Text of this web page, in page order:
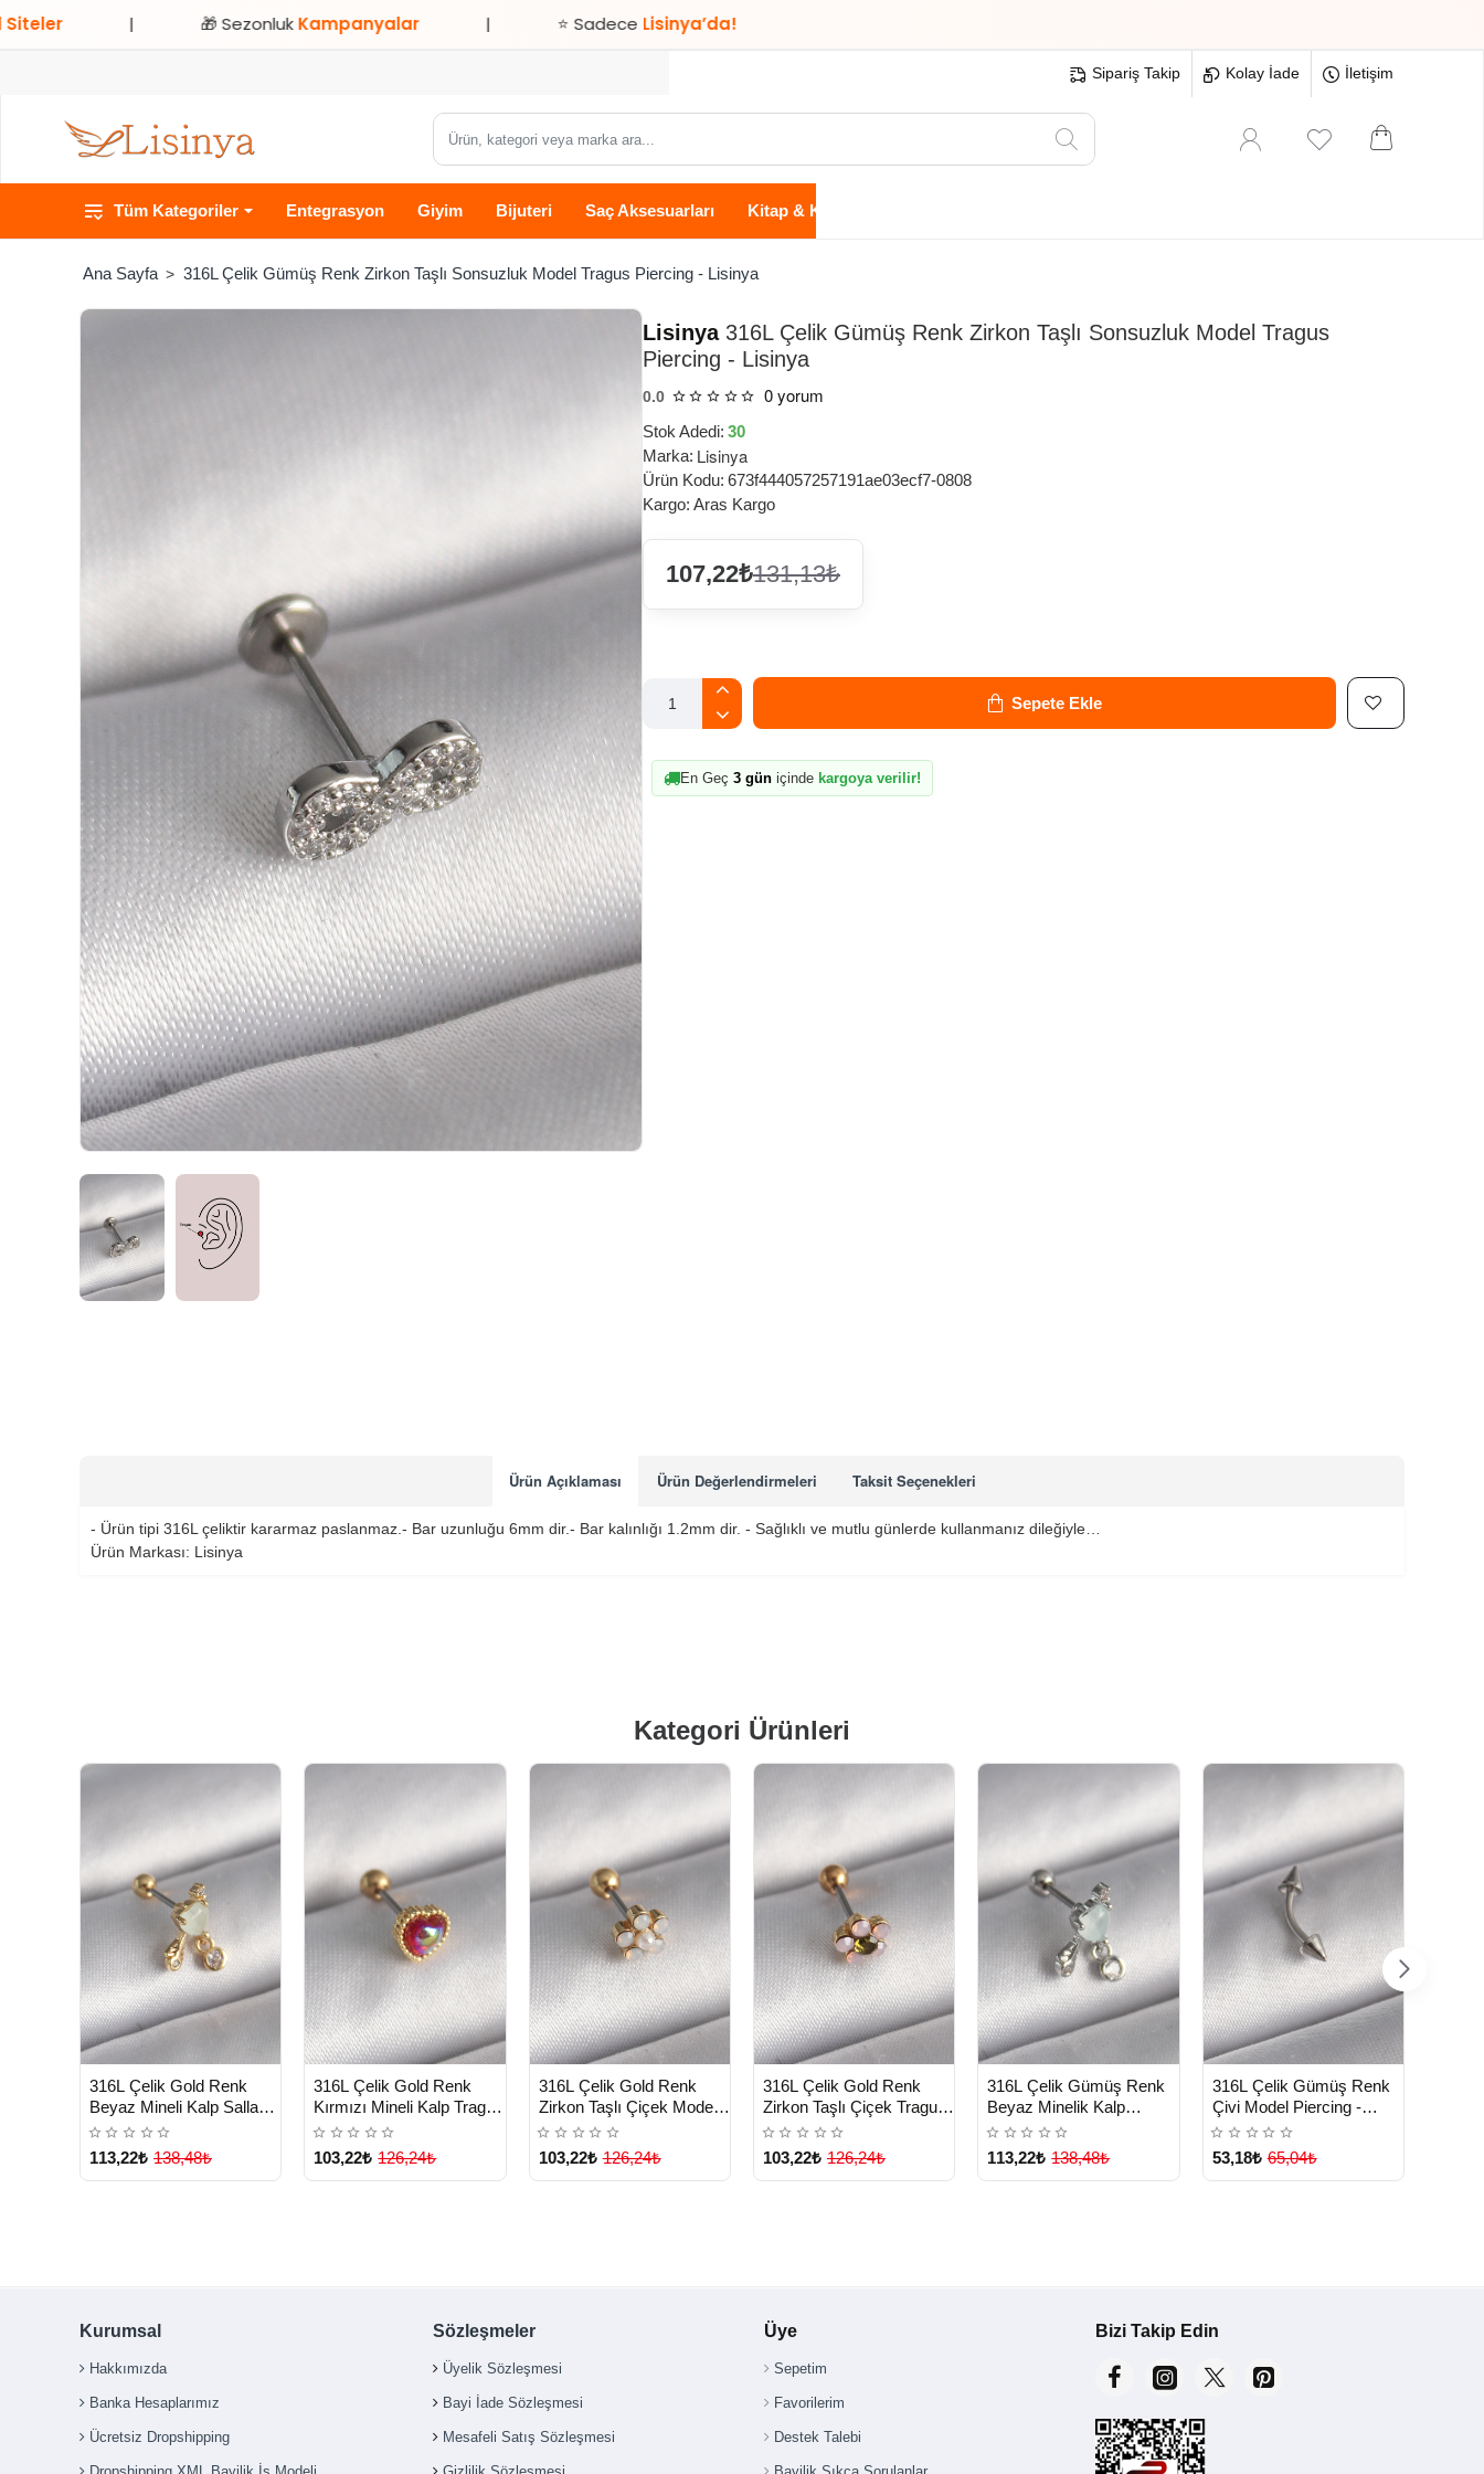
| 🎁 Sezonluk Kampanyalar | ⭐ Sadece Lisinya’da!
Sipariş Takip Kolay İade İletişim
Ürün,
marka
ara...
Tüm Kategoriler Entegrasyon Giyim Bijuteri Saç Aksesuarları Kitap & Kırtasiye
316L Çelik Gümüş Renk Zirkon Taşlı Sonsuzluk Model Tragus Piercing - Lisinya
TESLİMAT
Lisinya316L Çelik Gümüş Renk Zirkon Taşlı Sonsuzluk Model Tragus
Piercing - Lisinya
0.0 0 yorum
Stok Adedi: 30
Marka: Lisinya
Ürün Kodu: 673f444057257191ae03ecf7-0808
Kargo: Aras Kargo
107,22₺131,13₺
Sepete Ekle
En Geç 3 gün içinde kargoya verilir!
Ürün Açıklaması Ürün Değerlendirmeleri Taksit Seçenekleri
- Ürün tipi 316L çeliktir kararmaz paslanmaz.- Bar uzunluğu 6mm dir.- Bar kalınlığı 1.2mm dir. - Sağlıklı ve mutlu günlerde kullanmanız dileğiyle…
Ürün Markası: Lisinya
Kategori Ürünleri
TESLİMAT
316L Çelik Gold Renk
Beyaz Mineli Kalp Sallantı
Zirkon Taşlı Tragus
Piercing - Lisinya
113,22₺ 138,48₺
TESLİMAT
316L Çelik Gold Renk
Kırmızı Mineli Kalp Tragus
Piercing - Lisinya
103,22₺ 126,24₺
TESLİMAT
316L Çelik Gold Renk
Zirkon Taşlı Çiçek Model
Tragus Piercing - Lisinya
103,22₺ 126,24₺
TESLİMAT
316L Çelik Gold Renk
Zirkon Taşlı Çiçek Tragus
Piercing - Lisinya
103,22₺ 126,24₺
TESLİMAT
316L Çelik Gümüş Renk
Beyaz Minelik Kalp
Sallantı Zirkon Taş Detay
Tragus Piercing - Lisinya
113,22₺ 138,48₺
TESLİMAT
316L Çelik Gümüş Renk
Çivi Model Piercing -
Lisinya
53,18₺ 65,04₺
Kurumsal
Hakkımızda
Banka Hesaplarımız
Ücretsiz Dropshipping
Sözleşmeler
Üyelik Sözleşmesi
Bayi İade Sözleşmesi
Mesafeli Satış Sözleşmesi
Üye
Sepetim
Favorilerim
Destek Talebi
Bizi Takip Edin